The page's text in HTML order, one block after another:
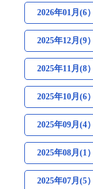
2026年01月(6）
2025年12月(9）
2025年11月(8）
2025年10月(6）
2025年09月(4）
2025年08月(1）
2025年07月(5）